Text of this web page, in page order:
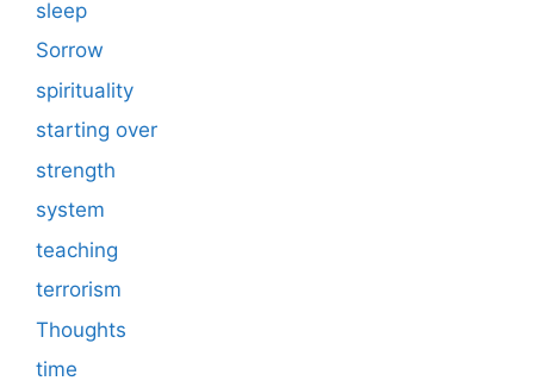
sleep
Sorrow
spirituality
starting over
strength
system
teaching
terrorism
Thoughts
time